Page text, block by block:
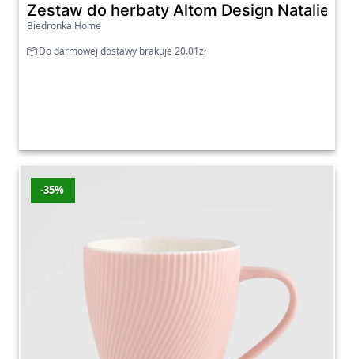
Zestaw do herbaty Altom Design Natalie
Biedronka Home
Do darmowej dostawy brakuje 20.01zł
-35%